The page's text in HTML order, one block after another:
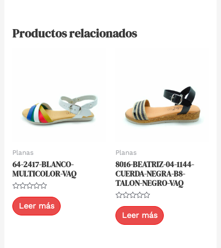
Productos relacionados
Planas
64-2417-BLANCO-
MULTICOLOR-VAQ
Valorado
con
0
de
Leer más
Planas
8016-BEATRIZ-04-1144-
CUERDA-NEGRA-B8-
TALON-NEGRO-VAQ
Valorado
con
0
de
Leer más